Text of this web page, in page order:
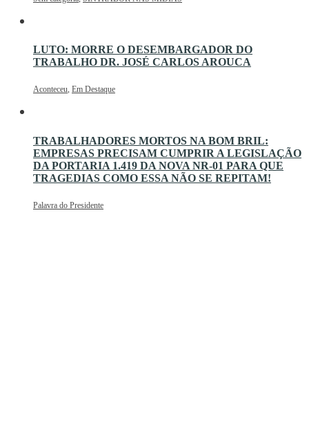
LUTO: MORRE O DESEMBARGADOR DO
TRABALHO DR. JOSÉ CARLOS AROUCA
Aconteceu, Em Destaque
TRABALHADORES MORTOS NA BOM BRIL:
EMPRESAS PRECISAM CUMPRIR A LEGISLAÇÃO
DA PORTARIA 1.419 DA NOVA NR-01 PARA QUE
TRAGEDIAS COMO ESSA NÃO SE REPITAM!
Palavra do Presidente